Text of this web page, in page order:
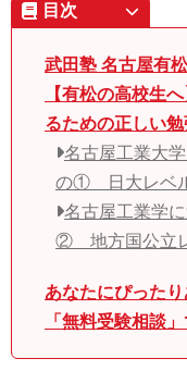
目次
武田塾 名古屋有
【有松の高校生
るための正しい
名古屋工業大
の① 日大レベ
名古屋工業学
② 地方国公立
あなたにぴった
「無料受験相談